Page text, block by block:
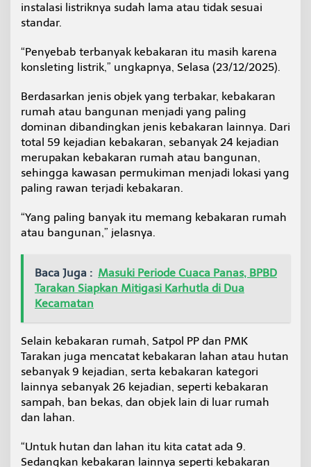
g
2
5
instalasi listriknya sudah lama atau tidak sesuai
standar.
“Penyebab terbanyak kebakaran itu masih karena
konsleting listrik,” ungkapnya, Selasa (23/12/2025).
Berdasarkan jenis objek yang terbakar, kebakaran
rumah atau bangunan menjadi yang paling
dominan dibandingkan jenis kebakaran lainnya. Dari
total 59 kejadian kebakaran, sebanyak 24 kejadian
merupakan kebakaran rumah atau bangunan,
sehingga kawasan permukiman menjadi lokasi yang
paling rawan terjadi kebakaran.
“Yang paling banyak itu memang kebakaran rumah
atau bangunan,” jelasnya.
Baca Juga : Masuki Periode Cuaca Panas, BPBD
Tarakan Siapkan Mitigasi Karhutla di Dua
Kecamatan
Selain kebakaran rumah, Satpol PP dan PMK
Tarakan juga mencatat kebakaran lahan atau hutan
sebanyak 9 kejadian, serta kebakaran kategori
lainnya sebanyak 26 kejadian, seperti kebakaran
sampah, ban bekas, dan objek lain di luar rumah
dan lahan.
“Untuk hutan dan lahan itu kita catat ada 9.
Sedangkan kebakaran lainnya seperti kebakaran